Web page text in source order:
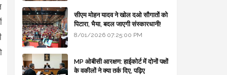
सीएम मोहन यादव ने खोल दओ सौगातों को
पिटारा, भैया, बदल जाएगी संस्कारधानी!
8/01/2026 07:25:00 PM
MP ओबीसी आरक्षण: हाईकोर्ट में दोनों पक्षों
के वकीलों ने क्या तर्क दिए, पढ़िए